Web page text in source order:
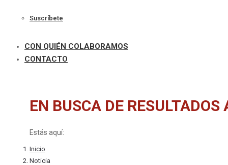
Suscríbete
CON QUIÉN COLABORAMOS
CONTACTO
EN BUSCA DE
Estás aquí:
Inicio
Noticia